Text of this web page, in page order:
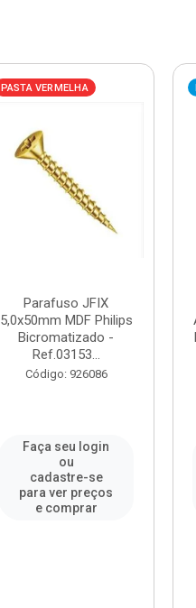
PASTA VERMELHA
Parafuso JFIX
5,0x50mm MDF Philips
Bicromatizado -
Ref.03153...
Código: 926086
Faça seu login
ou
cadastre-se
para ver preços
e comprar